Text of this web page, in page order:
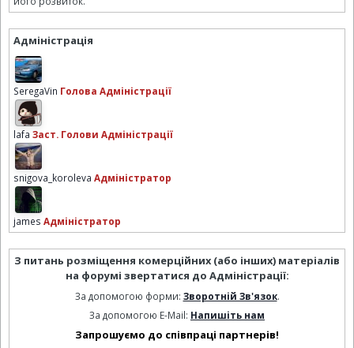
Адміністрація
SeregaVin Голова Адміністрації
lafa Заст. Голови Адміністрації
snigova_koroleva Адміністратор
james Адміністратор
З питань розміщення комерційних (або інших) матеріалів
на форумі звертатися до Адміністрації:
За допомогою форми: Зворотній Зв'язок.
За допомогою E-Mail: Напишіть нам
Запрошуємо до співпраці партнерів!